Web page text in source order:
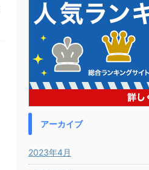
アーカイブ
2023年4月